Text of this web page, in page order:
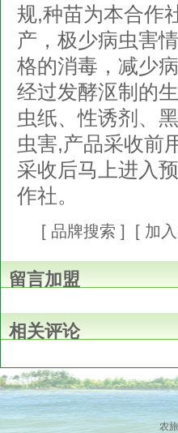
规,种苗为本合作
产，极少病虫害
格的消毒，减少
经过发酵沤制的
虫纸、性诱剂、
虫害,产品采收前
采收后马上进入
作社。
[ 品牌搜索 ] [ 加
留言加盟
相关评论
农